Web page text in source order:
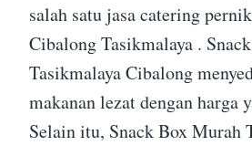
salah satu jasa catering
Cibalong Tasikmalaya .
Tasikmalaya Cibalong
makanan lezat dengan harga
Selain itu, Snack Box Murah